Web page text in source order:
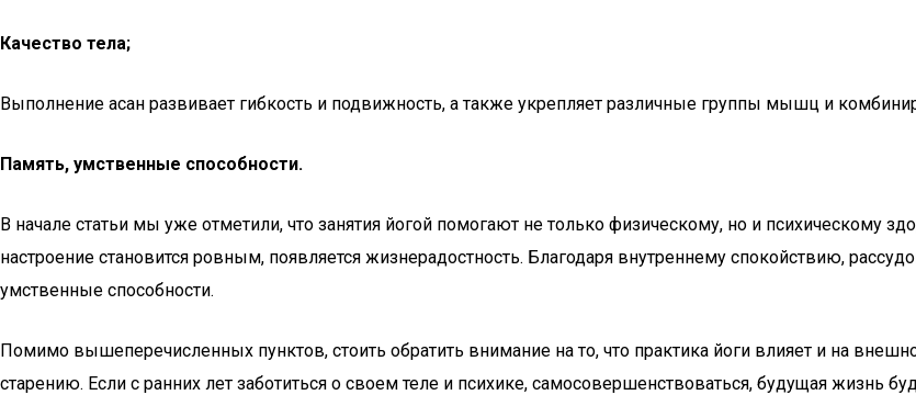
Качество тела;
Выполнение асан развивает гибкость и подвижность, а также укрепляет различные группы мышц и
Память, умственные способности.
В начале статьи мы уже отметили, что занятия йогой помогают не только физическому, но и психическому
настроение становится ровным, появляется жизнерадостность. Благодаря внутреннему спокойствию,
умственные способности.
Помимо вышеперечисленных пунктов, стоить обратить внимание на то, что практика йоги влияет и на
старению. Если с ранних лет заботиться о своем теле и психике, самосовершенствоваться, будущая жизнь